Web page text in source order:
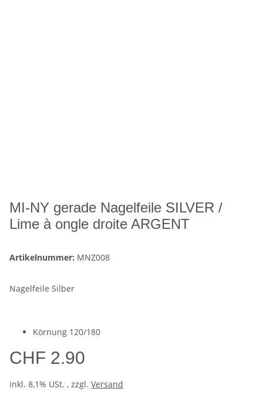
MI-NY gerade Nagelfeile SILVER /
Lime à ongle droite ARGENT
Artikelnummer: MNZ008
Nagelfeile Silber
Körnung 120/180
CHF 2.90
inkl. 8,1% USt. , zzgl. Versand